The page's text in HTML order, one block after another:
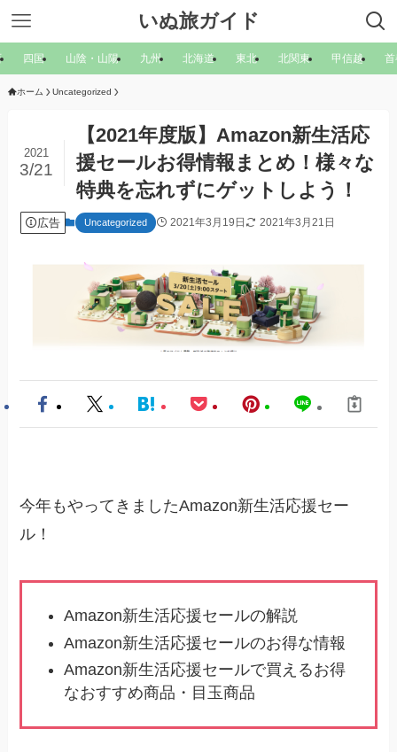
いぬ旅ガイド
四国 山陰・山陽 九州 北海道 東北 北関東 甲信越
ホーム Uncategorized
【2021年度版】Amazon新生活応
援セールお得情報まとめ！様々な
特典を忘れずにゲットしよう！
2021
3/21
広告 Uncategorized 2021年3月19日 2021年3月21日
今年もやってきましたAmazon新生活応援セー
ル！
Amazon新生活応援セールの解説
Amazon新生活応援セールのお得な情報
Amazon新生活応援セールで買えるお得
なおすすめ商品・目玉商品